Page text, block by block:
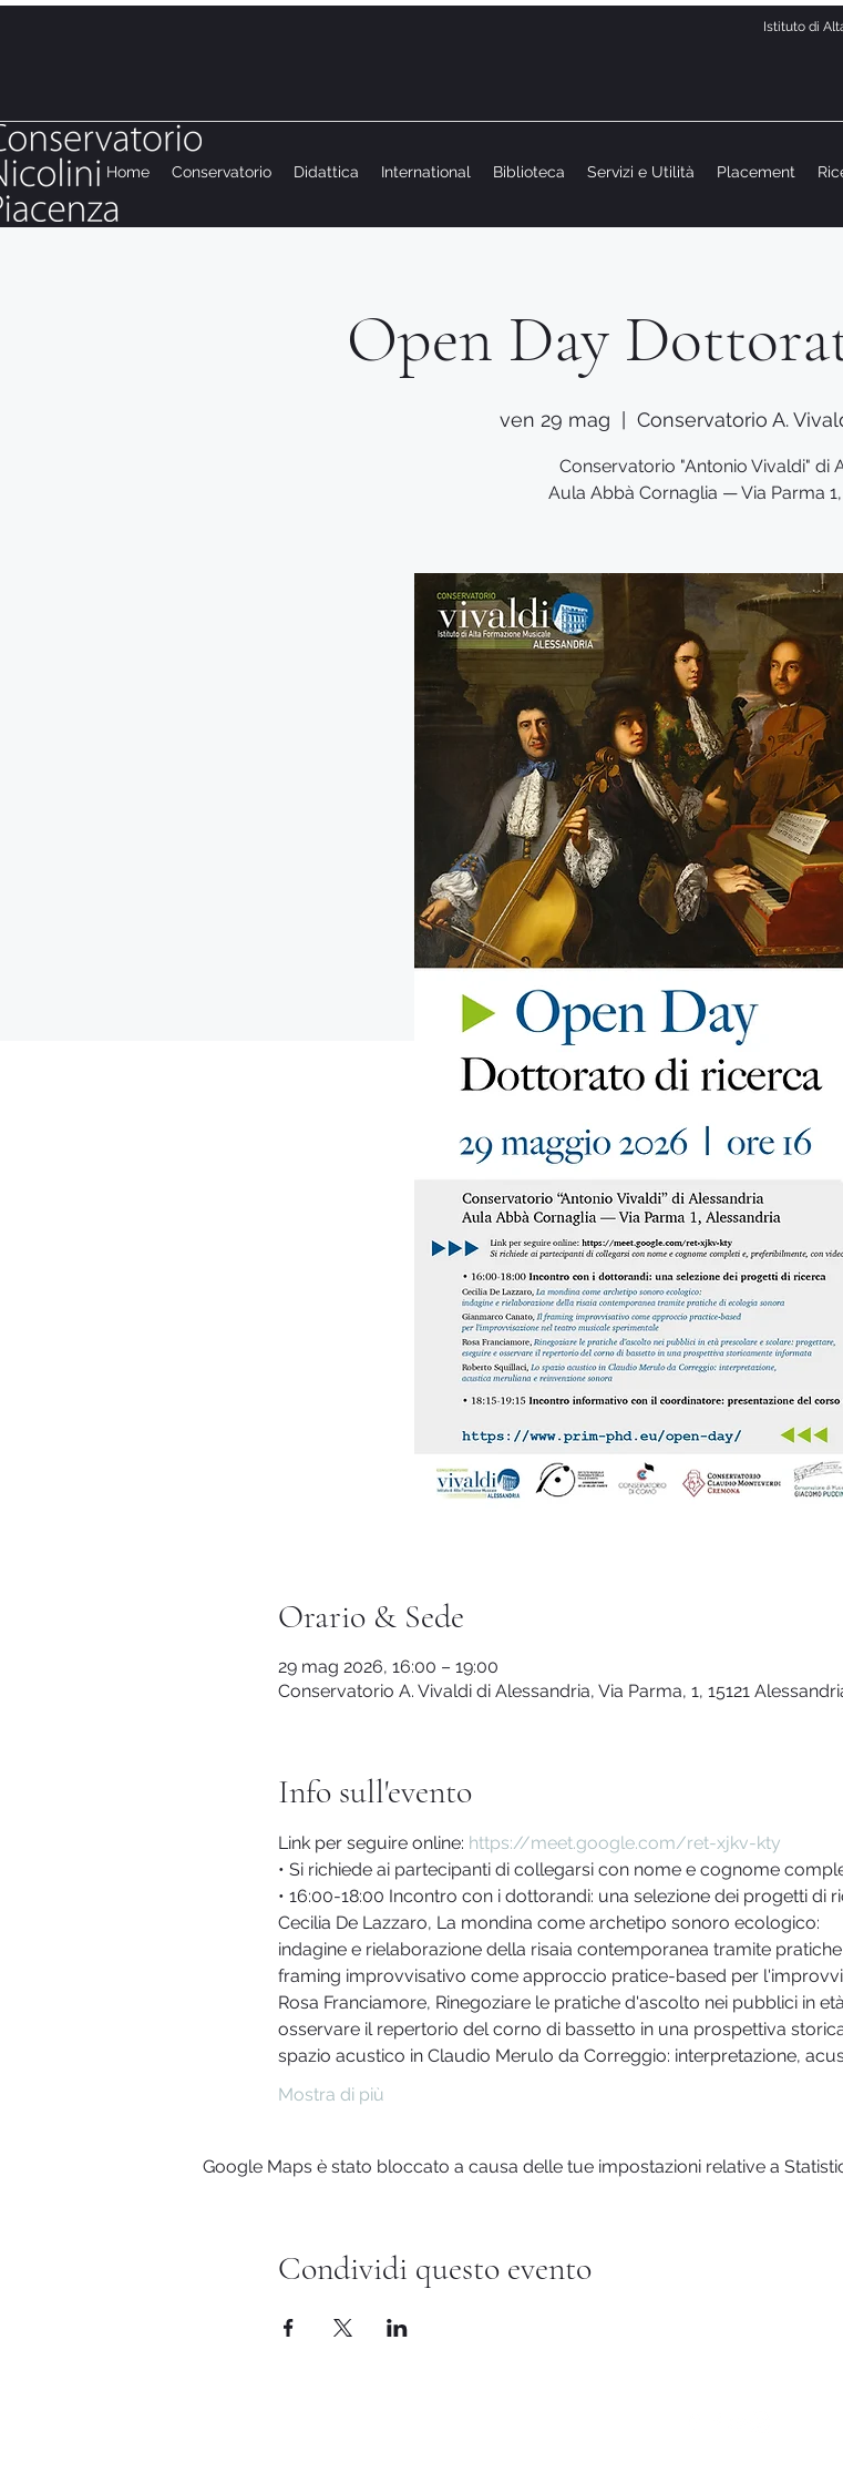
Istituto di
Home Conservatorio Didattica International Biblioteca Servizi e Utilità Placement
Open Day
ven 29 mag Conservatorio A.
Conservatorio "Antonio Vivaldi" di
Aula Abbà Cornaglia — Via Parma
Orario & Sede
29 mag 2026, 16:00 – 19:00
Conservatorio A. Vivaldi di Alessandria, Via Parma, 1, 15121
Info sull'evento
Link per seguire online: https://meet.google.com/ret-xjkv-kty
• Si richiede ai partecipanti di collegarsi con nome e cognome
• 16:00-18:00 Incontro con i dottorandi: una selezione dei progetti di
Cecilia De Lazzaro, La mondina come archetipo sonoro ecologico:
indagine e rielaborazione della risaia contemporanea tramite
framing improvvisativo come approccio pratice-based per
Rosa Franciamore, Rinegoziare le pratiche d'ascolto nei pubblici in
osservare il repertorio del corno di bassetto in una prospettiva
spazio acustico in Claudio Merulo da Correggio: interpretazione,
Mostra di più
Google Maps è stato bloccato a causa delle tue impostazioni relative a
Condividi questo evento